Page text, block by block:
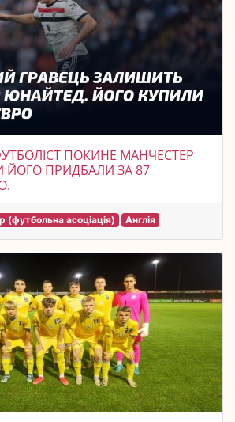
ПОКИНЕ МАНЧЕСТЕР
ПРИДБАЛИ ЗА 87
асоціація) Англія